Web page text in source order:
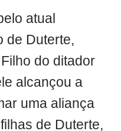
atual
de Duterte,
do ditador
alcançou a
uma aliança
de Duterte,